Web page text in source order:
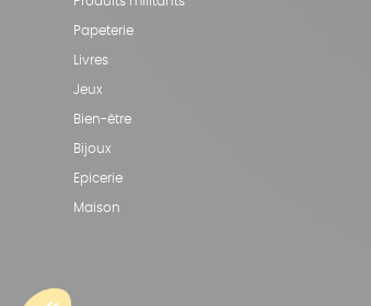
Papeterie
Livres
Jeux
Bien-être
Bijoux
Epicerie
Maison